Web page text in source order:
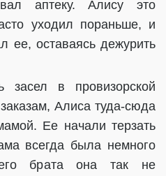
аптеку. Алису это
уходил пораньше, и
ее, оставаясь дежурить
засел в провизорской
Алиса туда-сюда
Ее начали терзать
всегда была немного
брата она так не